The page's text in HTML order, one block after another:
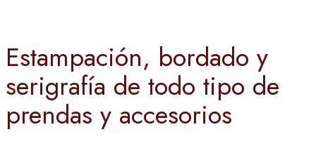
Estampación, bordado y
serigrafía de todo tipo de
prendas y accesorios